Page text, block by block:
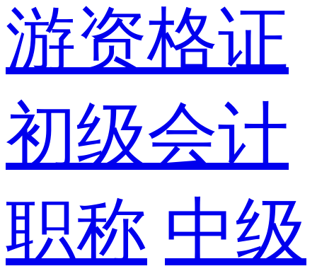
游资格证
初级会计
职称 中级